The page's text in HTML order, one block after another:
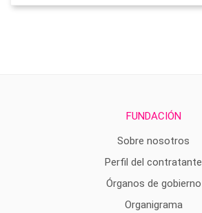
FUNDACIÓN
Sobre nosotros
Perfil del contratante
Órganos de gobierno
Organigrama